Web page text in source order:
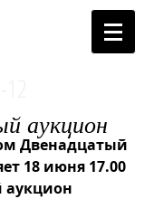
аукцион
Двенадцатый
18 июня 17.00